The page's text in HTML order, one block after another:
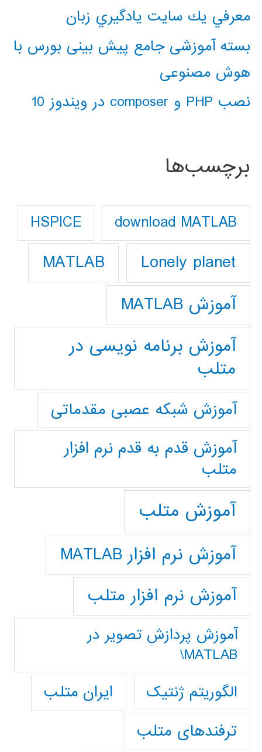
معرفي يك سايت يادگيري زبان
بسته آموزشی جامع پیش بینی بورس با
هوش مصنوعی
نصب PHP و composer در ویندوز 10
برچسب‌ها
download MATLAB
HSPICE
Lonely planet
MATLAB
آموزش MATLAB
آموزش برنامه نویسی در
متلب
آموزش شبکه عصبی مقدماتی
آموزش قدم به قدم نرم افزار
متلب
آموزش متلب
آموزش نرم افزار MATLAB
آموزش نرم افزار متلب
آموزش پردازش تصوير در
MATLAB\
الگوریتم ژنتیک
ایران متلب
ترفندهای متلب